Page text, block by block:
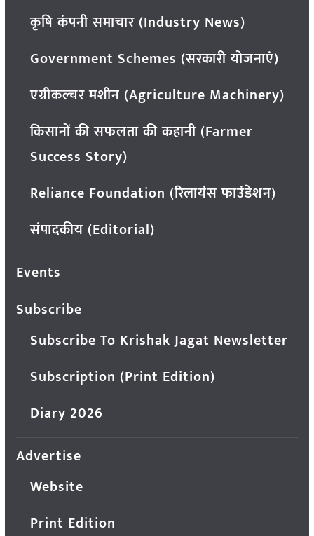
कृषि कंपनी समाचार (Industry News)
Government Schemes (सरकारी योजनाएं)
एग्रीकल्चर मशीन (Agriculture Machinery)
किसानों की सफलता की कहानी (Farmer
Success Story)
Reliance Foundation (रिलायंस फाउंडेशन)
संपादकीय (Editorial)
Events
Subscribe
Subscribe To Krishak Jagat Newsletter
Subscription (Print Edition)
Diary 2026
Advertise
Website
Print Edition